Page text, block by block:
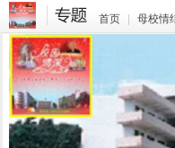
首页 母校情